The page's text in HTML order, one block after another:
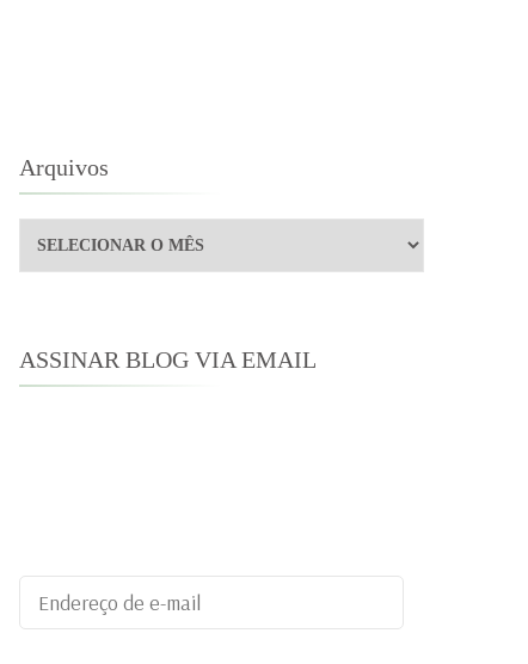
Arquivos
Arquivos
ASSINAR BLOG VIA EMAIL
Endereço
de